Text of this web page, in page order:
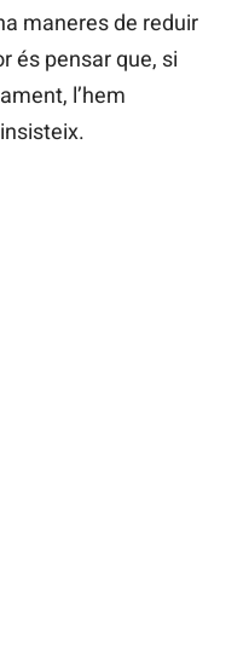
maneres de reduir
és pensar que, si
l’hem